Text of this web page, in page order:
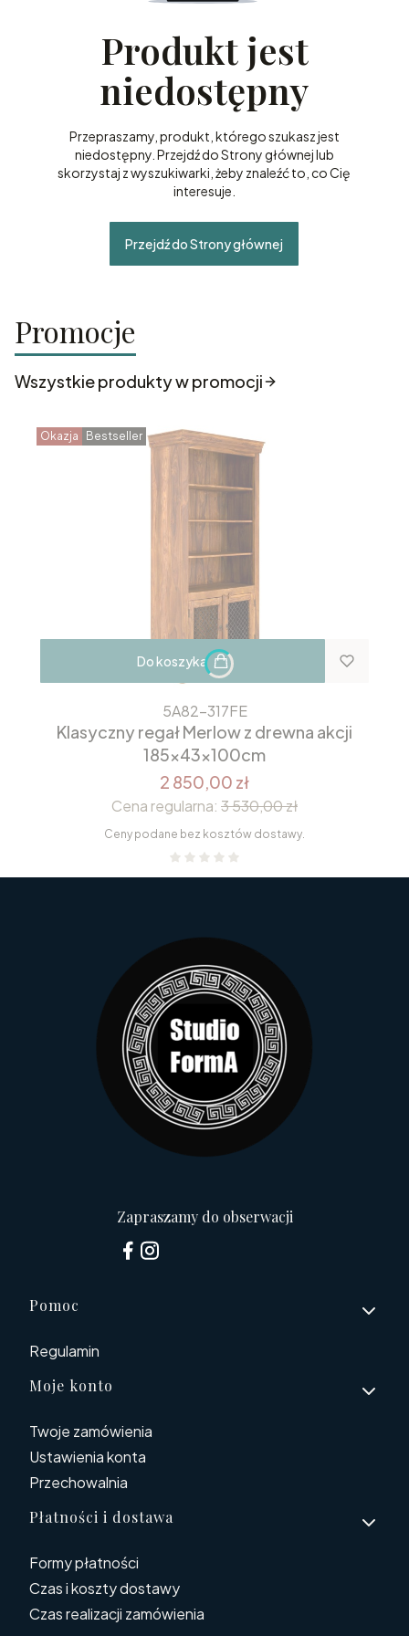
Produkt jest
niedostępny
Przepraszamy, produkt, którego szukasz jest
niedostępny. Przejdź do Strony głównej lub
skorzystaj z wyszukiwarki, żeby znaleźć to, co Cię
interesuje.
Przejdź do Strony głównej
Promocje
Wszystkie produkty w promocji
Okazja Bestseller
Do koszyka
5A82-317FE
Klasyczny regał Merlow z drewna akcji
185x43x100cm
2 850,00 zł
Cena regularna: 3 530,00 zł
Ceny podane bez kosztów dostawy.
Zapraszamy do obserwacji
Linki w stopce
Pomoc
Regulamin
Moje konto
Twoje zamówienia
Ustawienia konta
Przechowalnia
Płatności i dostawa
Formy płatności
Czas i koszty dostawy
Czas realizacji zamówienia